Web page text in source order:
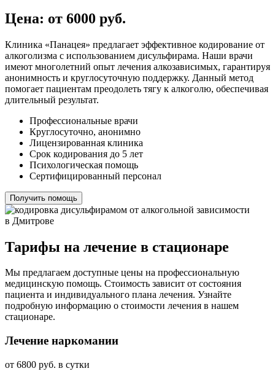
Цена: от 6000 руб.
Клиника «Панацея» предлагает эффективное кодирование от
алкоголизма с использованием дисульфирама. Наши врачи
имеют многолетний опыт лечения алкозависимых, гарантируя
анонимность и круглосуточную поддержку. Данный метод
помогает пациентам преодолеть тягу к алкоголю, обеспечивая
длительный результат.
Профессиональные врачи
Круглосуточно, анонимно
Лицензированная клиника
Срок кодирования до 5 лет
Психологическая помощь
Сертифицированный персонал
Получить помощь
Тарифы на лечение в стационаре
Мы предлагаем доступные цены на профессиональную
медицинскую помощь. Стоимость зависит от состояния
пациента и индивидуального плана лечения. Узнайте
подробную информацию о стоимости лечения в нашем
стационаре.
Лечение наркомании
от 6800 руб. в сутки